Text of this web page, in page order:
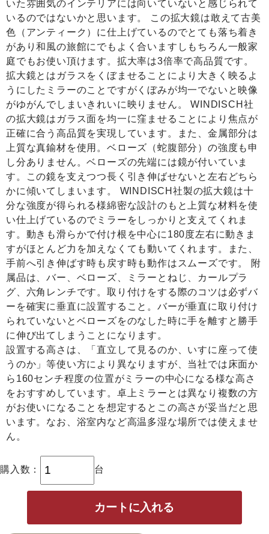
いた雰囲気のインテリアには向いていないと感じられて
いるのではないかと思います。 この拡大鏡は敢えて古美
色（アンティーク）に仕上げているのでとても落ち着き
があり和風の旅館にでもよく合いますしもちろん一般家
庭でもお使い頂けます。拡大率は3倍率で高品質です。
拡大鏡とはガラスをくぼませることにより大きく映るよ
うにしたミラーのことですがくぼみが均一でないと映像
がゆがんでしまいきれいに映りません。 WINDISCH社
の拡大鏡はガラス面を均一に窪ませることにより焦点が
正確に合う高品質を実現しています。また、金属部分は
上質な真鍮材を使用。ベローズ（蛇腹部分）の強度も申
し分ありません。ベローズの先端には鏡が付いていま
す。この鏡を支えつつ長く引き伸ばせないと左右どちら
かに傾いてしまいます。 WINDISCH社製の拡大鏡は十
分な強度が得られる様綿密な設計のもと上質な材料を使
い仕上げているのでミラーをしっかりと支えてくれま
す。動きも滑らかで付け根を中心に180度左右に動きま
すがほとんど力を加えなくても動いてくれます。また、
手前へ引き伸ばす時も戻す時も動作はスムーズです。 附
属品は、バー、ベローズ、ミラーとねじ、カールプラ
グ、六角レンチです。取り付けをする際のコツは必ずバ
ーを確実に垂直に設置すること。バーが垂直に取り付け
られていないとベローズをのなした時に手を離すと勝手
に伸び出てしまうことになります。
設置する高さは、「直立して見るのか、いすに座って使
うのか」等使い方により異なりますが、当社では床面か
ら160センチ程度の位置がミラーの中心になる様な高さ
をおすすめしています。卓上ミラーとは異なり複数の方
がお使いになることを想定するとこの高さが妥当だと思
います。なお、浴室内など高温多湿な場所では使えませ
ん。
購入数： 台